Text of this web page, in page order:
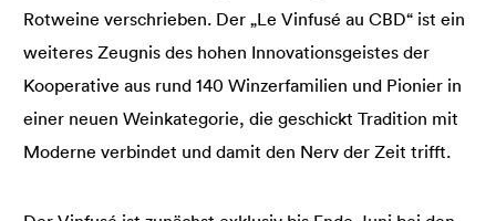
Rotweine verschrieben. Der „Le Vinfusé au CBD“ ist ein
weiteres Zeugnis des hohen Innovationsgeistes der
Kooperative aus rund 140 Winzerfamilien und Pionier in
einer neuen Weinkategorie, die geschickt Tradition mit
Moderne verbindet und damit den Nerv der Zeit trifft.